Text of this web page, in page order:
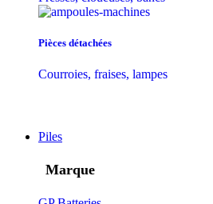
Pièces détachées
Courroies, fraises, lampes
Piles
Marque